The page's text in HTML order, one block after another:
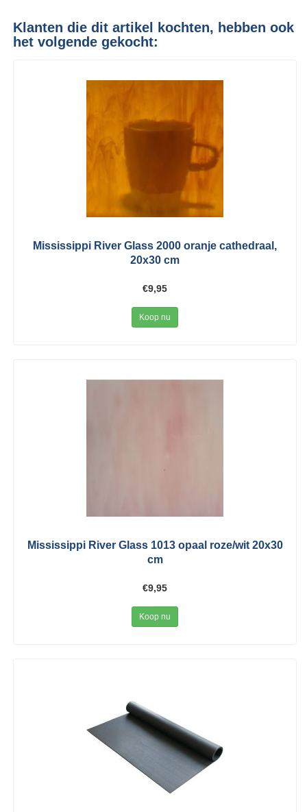
Klanten die dit artikel kochten, hebben ook
het volgende gekocht:
Mississippi River Glass 2000 oranje cathedraal,
20x30 cm
€9,95
Koop nu
Mississippi River Glass 1013 opaal roze/wit 20x30
cm
€9,95
Koop nu